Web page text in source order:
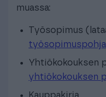
muassa:
Työsopimus
työsopimuspohja
Yhtiökokouksen
yhtiökokouksen